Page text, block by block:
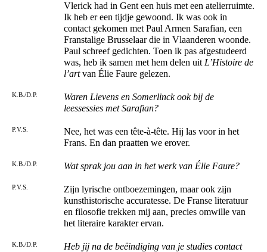
Vlerick had in Gent een huis met een atelierruimte.
Ik heb er een tijdje gewoond. Ik was ook in
contact gekomen met Paul Armen Sarafian, een
Franstalige Brusselaar die in Vlaanderen woonde.
Paul schreef gedichten. Toen ik pas afgestudeerd
was, heb ik samen met hem delen uit L’Histoire de
l’artvan Élie Faure gelezen.
K.B./D.P.
Waren Lievens en Somerlinck ook bij de
leessessies met Sarafian?
P.V.S.
Nee, het was een tête-à-tête. Hij las voor in het
Frans. En dan praatten we erover.
K.B./D.P. Wat sprak jou aan in het werk van Élie Faure?
P.V.S.
Zijn lyrische ontboezemingen, maar ook zijn
kunsthistorische accuratesse. De Franse literatuur
en filosofie trekken mij aan, precies omwille van
het literaire karakter ervan.
K.B./D.P.
Heb jij na de beëindiging van je studies contact